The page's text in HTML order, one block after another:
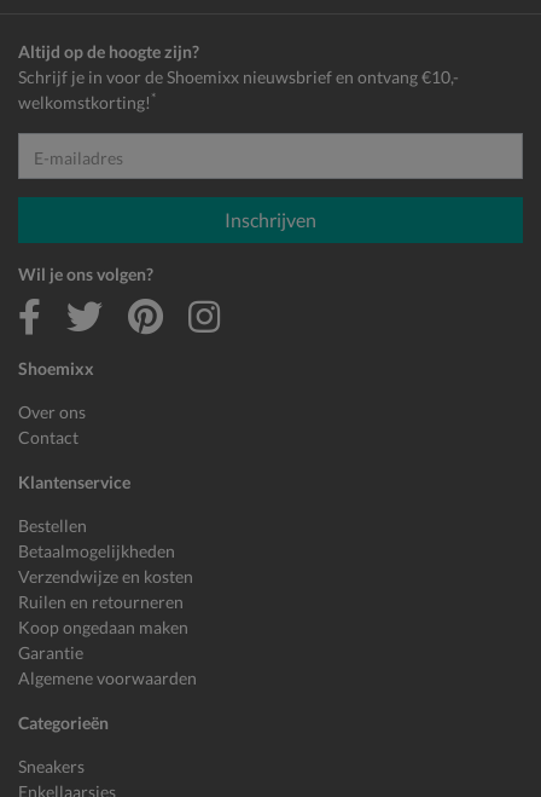
Shoemixx
Over ons
Contact
Klantenservice
Bestellen
Betaalmogelijkheden
Verzendwijze en kosten
Ruilen en retourneren
Koop ongedaan maken
Garantie
Algemene voorwaarden
Categorieën
Sneakers
Enkellaarsjes
Altijd op de hoogte zijn?
Schrijf je in voor de Shoemixx nieuwsbrief en ontvang €10,-
welkomstkorting! *
E-mailadres
Inschrijven
Wil je ons volgen?